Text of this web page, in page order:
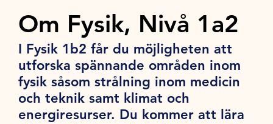
Om Fysik, Nivå 1a2
I Fysik 1b2 får du möjligheten att
utforska spännande områden inom
fysik såsom strålning inom medicin
och teknik samt klimat och
energiresurser. Du kommer att lära